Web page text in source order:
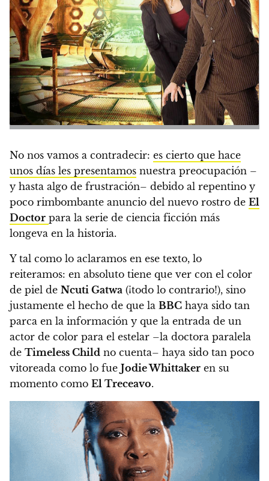
No nos vamos a contradecir: es cierto que hace
unos días les presentamos nuestra preocupación –
y hasta algo de frustración– debido al repentino y
poco rimbombante anuncio del nuevo rostro de El
Doctor para la serie de ciencia ficción más
longeva en la historia.
Y tal como lo aclaramos en ese texto, lo
reiteramos: en absoluto tiene que ver con el color
de piel de Ncuti Gatwa (¡todo lo contrario!), sino
justamente el hecho de que la BBC haya sido tan
parca en la información y que la entrada de un
actor de color para el estelar –la doctora paralela
de Timeless Child no cuenta– haya sido tan poco
vitoreada como lo fue Jodie Whittaker en su
momento como El Treceavo.